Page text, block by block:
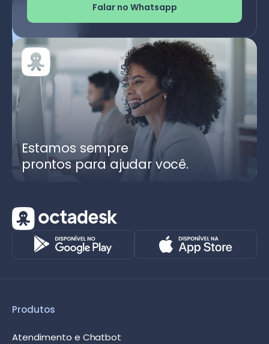
Falar no Whatsapp
Estamos sempre
prontos para ajudar você.
Produtos
Atendimento e Chatbot